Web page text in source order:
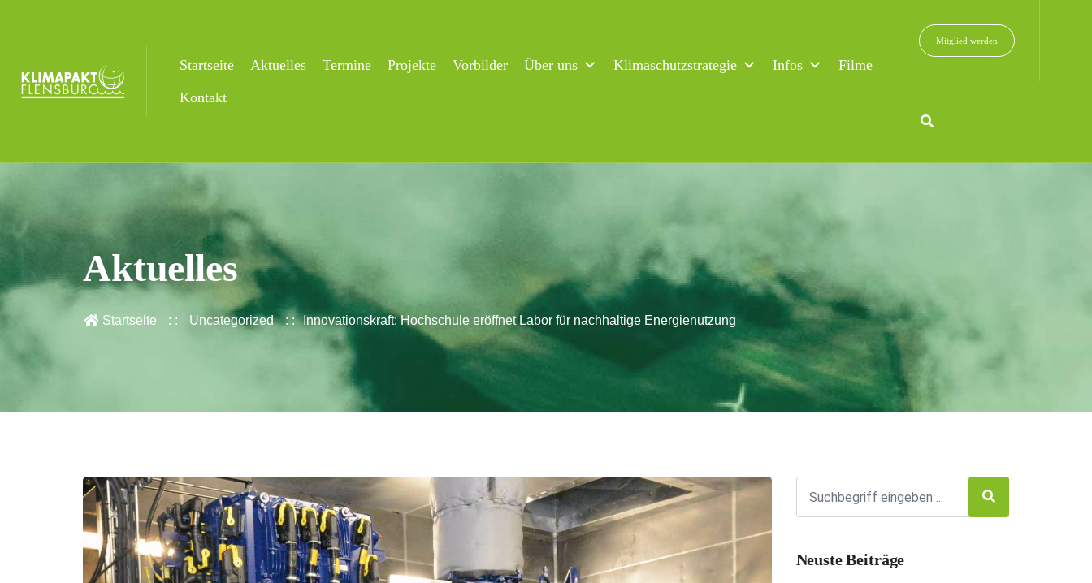
Startseite Aktuelles Termine Projekte Vorbilder Über uns Klimaschutzstrategie Infos
Filme
Kontakt
Mitglied werden
Aktuelles
Startseite Uncategorized Innovationskraft: Hochschule eröffnet Labor für nachhaltige Energienutzung
Neuste Beiträge